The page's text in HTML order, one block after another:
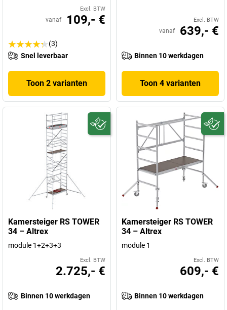
Excl. BTW
vanaf 109,- €
(3)
Snel leverbaar
Toon 2 varianten
Excl. BTW
vanaf 639,- €
Binnen 10 werkdagen
Toon 4 varianten
Kamersteiger RS TOWER
34 – Altrex
module 1+2+3+3
Excl. BTW
2.725,- €
Binnen 10 werkdagen
Kamersteiger RS TOWER
34 – Altrex
module 1
Excl. BTW
609,- €
Binnen 10 werkdagen